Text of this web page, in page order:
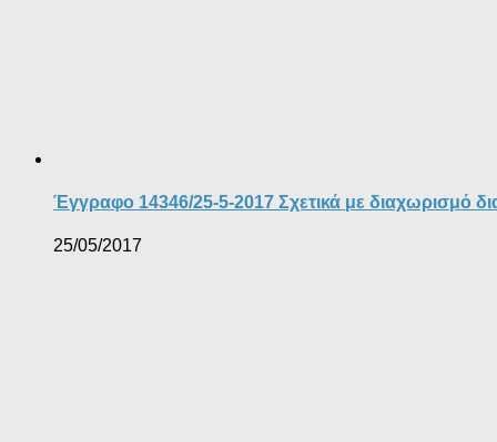
Έγγραφο 14346/25-5-2017 Σχετικά με διαχωρισμό
25/05/2017